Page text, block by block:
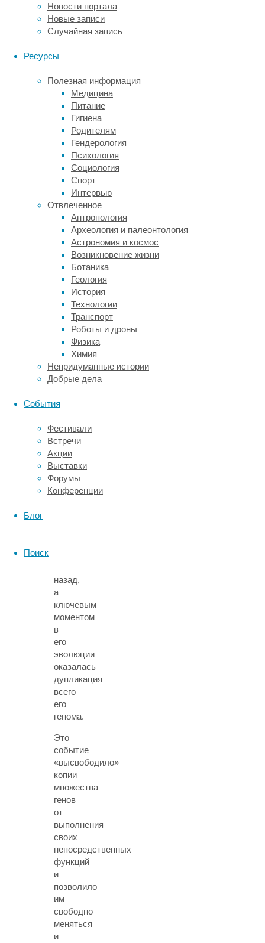
Новости портала
Новые записи
Случайная запись
Ресурсы
Полезная информация
Медицина
Питание
Гигиена
Родителям
Гендерология
Психология
Социология
Спорт
Интервью
Отвлеченное
Антропология
Археология и палеонтология
Астрономия и космос
Возникновение жизни
Ботаника
Геология
История
Технологии
Транспорт
Роботы и дроны
Физика
Химия
Непридуманные истории
Добрые дела
События
Фестивали
Встречи
Акции
Выставки
Форумы
Конференции
Блог
Поиск
плотоядности,
ученые
секвенировали
геномы
родственных
хищных
растений
—
росянки,
мухоловки
альдрованды
—
сравнили
их
ДНК
девяти
других
растений,
как
хищных
(саррацений),
так
обыкновенных
(свеклы,
папайи
других).
показала,
что
последний
общий
предок
изученных
назад,
а
ключевым
моментом
в
его
эволюции
оказалась
дупликация
всего
его
генома.
Это
событие
«высвободило»
копии
множества
генов
от
выполнения
своих
непосредственных
функций
и
позволило
им
свободно
меняться
и